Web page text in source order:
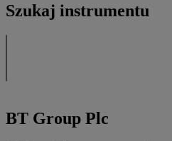
Szukaj instrumentu
BT Group Plc